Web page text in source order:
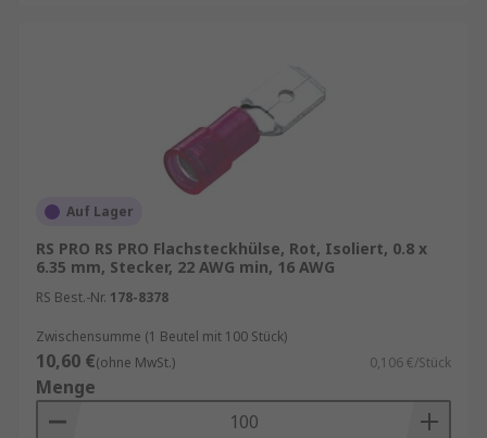
Auf Lager
RS PRO RS PRO Flachsteckhülse, Rot, Isoliert, 0.8 x
6.35 mm, Stecker, 22 AWG min, 16 AWG
RS Best.-Nr. 178-8378
Zwischensumme (1 Beutel mit 100 Stück)
10,60 €(ohne MwSt.) 0,106 €/Stück
Menge